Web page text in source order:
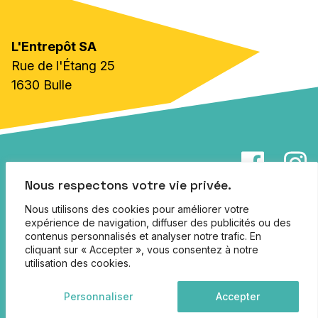
Nous respectons votre vie privée.
Nous utilisons des cookies pour améliorer votre
expérience de navigation, diffuser des publicités ou des
contenus personnalisés et analyser notre trafic. En
cliquant sur « Accepter », vous consentez à notre
utilisation des cookies.
Personnaliser Accepter
09h30 - 10h30
13h30 - 14h30
Les créneaux horaires sont à réserveren
.
L'Entrepôt SA
Rue de l'Étang 25
1630 Bulle
info@lentrepot.ch
Partenaires
Infos pratiques
© 2026 L'EntrepôtConditions générales
Assistant